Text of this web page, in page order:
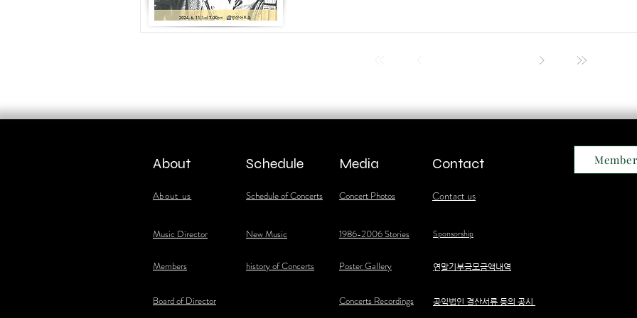
About
About us
​Music Director
​Members
Board of Director
Schedule
Schedule of Concerts
Media
Concert Photos
Contact
Contact us
New Music 1986-2006 Stories Sponsorship
history of Concerts Poster Gallery ​연말기부금모금액내역
Concerts Recordings 공익법인 결산서류 등의 공시